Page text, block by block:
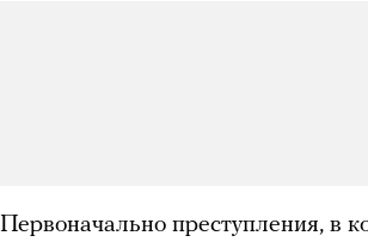
Первоначально преступления, в